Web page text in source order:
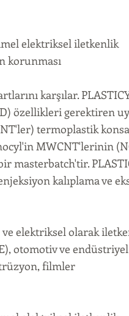
elektriksel iletkenlik
korunması
karşılar.
özellikleri gerektiren
termoplastik
MWCNT'lerinin
masterbatch'tir.
kalıplama ve
elektriksel olarak
otomotiv ve endüstriyel
filmler